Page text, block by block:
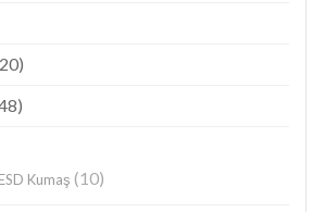
Kumaş (10)